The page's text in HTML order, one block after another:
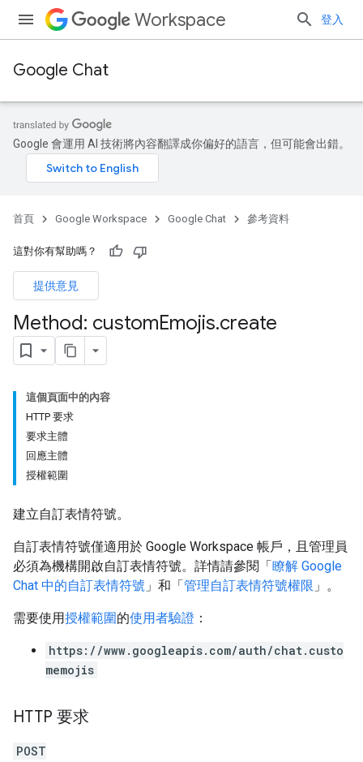
Workspace 登入
Google Chat
Google 會運用 AI 技術將內容翻譯成你偏好的語言，但可能會出錯。
首頁 Google Workspace Google Chat 參考資料
這對你有幫助嗎？
提供意見
Method: customEmojis.create
這個頁面中的內容
HTTP 要求
要求主體
回應主體
授權範圍
建立自訂表情符號。
自訂表情符號僅適用於 Google Workspace 帳戶，且管理員
必須為機構開啟自訂表情符號。詳情請參閱「瞭解 Google
Chat 中的自訂表情符號 」和「管理自訂表情符號權限 」。
需要使用授權範圍的使用者驗證 ：
https://www.googleapis.com/auth/chat.custo
memojis
HTTP 要求
POST